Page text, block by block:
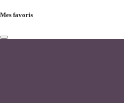
Mes favoris